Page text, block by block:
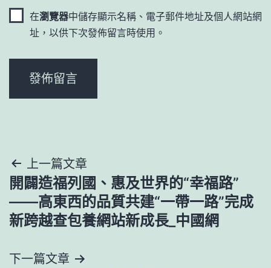
在瀏覽器中儲存顯示名稱、電子郵件地址及個人網站網
址，以供下次發佈留言時使用。
文
章
導
覽
上一篇文章
開闢造福列國、惠及世界的“幸福路”
——高東西的品質共建“一帶一路”完成
新跨越查包養網站新成長_中國網
下一篇文章